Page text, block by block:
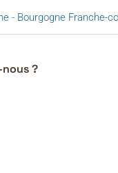
- Bourgogne Franche-
nous ?